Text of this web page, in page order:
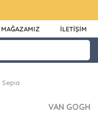
MAĞAZAMIZ İLETİŞİM
VAN GOGH